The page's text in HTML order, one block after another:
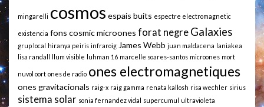
mingarelli cosmos espais buits espectre electromagnetic
existencia fons cosmic microones forat negre Galaxies
grup local hiranya peiris infraroig James Webb juan maldacena laniakea
lisa randall
llum visible luhman 16 marcelle soares-santos microones mort
nuvol oort ones de radio ones electromagnetiques
ones gravitacionals raig-x raig gamma renata kallosh risa wechler sirius
sistema solar sonia fernandez vidal supercumul ultravioleta